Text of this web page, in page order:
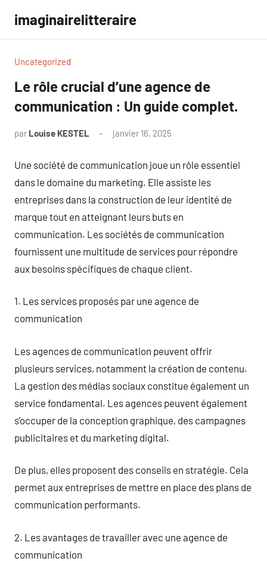
contenu
imaginairelitteraire
Uncategorized
Le rôle crucial d’une agence de
communication : Un guide complet.
par Louise KESTEL janvier 16, 2025
Une société de communication joue un rôle essentiel
dans le domaine du marketing. Elle assiste les
entreprises dans la construction de leur identité de
marque tout en atteignant leurs buts en
communication. Les sociétés de communication
fournissent une multitude de services pour répondre
aux besoins spécifiques de chaque client.
1. Les services proposés par une agence de
communication
Les agences de communication peuvent offrir
plusieurs services, notamment la création de contenu.
La gestion des médias sociaux constitue également un
service fondamental. Les agences peuvent également
s’occuper de la conception graphique, des campagnes
publicitaires et du marketing digital.
De plus, elles proposent des conseils en stratégie. Cela
permet aux entreprises de mettre en place des plans de
communication performants.
2. Les avantages de travailler avec une agence de
communication